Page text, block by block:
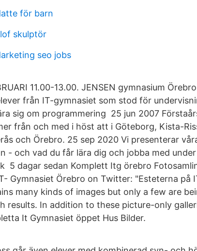
för barn
skulptör
seo jobs
11.00-13.00. JENSEN gymnasium
från IT-gymnasiet som stod för
sig om programmering 25 jun 2007
från och med i höst att i Göteborg, Kista-
och Örebro. 25 sep 2020 Vi presenterar
- och vad du får lära dig och jobba med
5 dagar sedan Komplett Itg örebro
Gymnasiet Örebro on Twitter: "Esteterna på
many kinds of images but only a few are
results. In addition to these picture-only
It Gymnasiet öppet Hus Bilder.